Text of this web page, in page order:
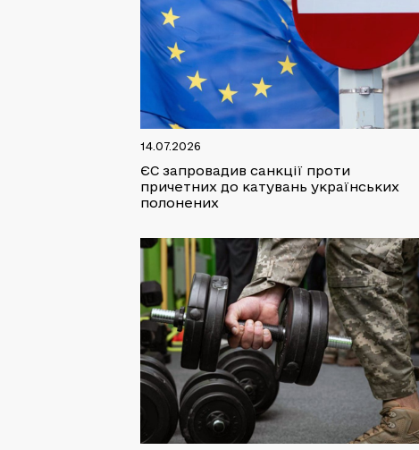
14.07.2026
ЄС запровадив санкції проти
причетних до катувань українських
полонених